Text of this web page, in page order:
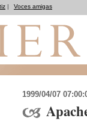
| Voces amigas
1999/04/07